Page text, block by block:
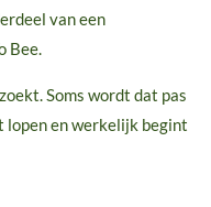
van een
Bee.
Soms wordt dat pas
en werkelijk begint